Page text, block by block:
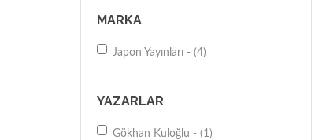
MARKA
Japon Yayınları - (4)
YAZARLAR
Gökhan Kuloğlu - (1)